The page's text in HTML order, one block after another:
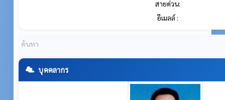
สายด่วน:
อีเมลล์ :
บุคคลากร